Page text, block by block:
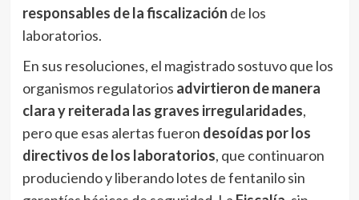
responsables de la fiscalización de los
laboratorios.
En sus resoluciones, el magistrado sostuvo que los
organismos regulatorios advirtieron de manera
clara y reiterada las graves irregularidades,
pero que esas alertas fueron desoídas por los
directivos de los laboratorios, que continuaron
produciendo y liberando lotes de fentanilo sin